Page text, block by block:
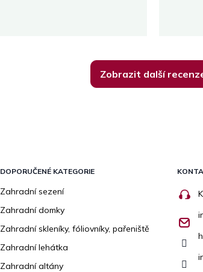
Zobrazit další
DOPORUČENÉ KATEGORIE
Zahradní sezení
Zahradní domky
Zahradní skleníky, fóliovníky, pařeniště
Zahradní lehátka
Zahradní altány